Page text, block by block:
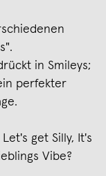
in Smileys;
perfekter
get Silly, It's
Vibe?